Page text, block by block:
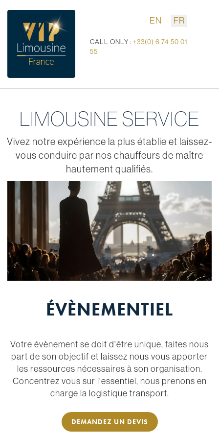
EN FR
CALL ONLY : +33(0) 6 74 50 01
55
LIMOUSINE SERVICE
Vivez notre expérience la plus établie et laissez-
vous conduire par nos chauffeurs de maître
hautement qualifiés.
ÉVÈNEMENTIEL
Votre évènement se doit d'être unique, faites nous
part de son objectif et laissez nous vous apporter
les ressources nécessaires à son organisation.
Concentrez vous sur l'essentiel, nous prenons en
charge la logistique transport.
DEMANDEZ UN DEVIS